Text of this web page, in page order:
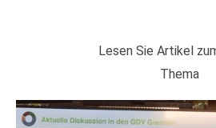
Lesen Sie Artikel
Thema